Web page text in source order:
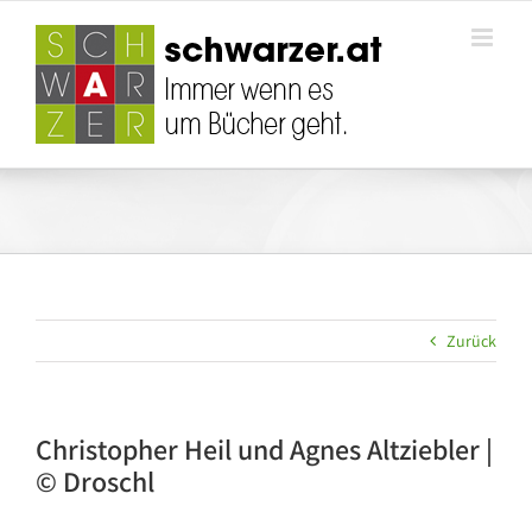
springen
Zurück
Christopher Heil und Agnes Altziebler |
© Droschl